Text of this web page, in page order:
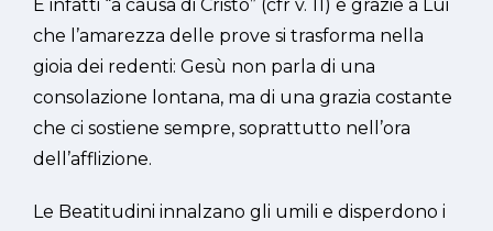
È infatti “a causa di Cristo” (cfr v. 11) e grazie a Lui
che l’amarezza delle prove si trasforma nella
gioia dei redenti: Gesù non parla di una
consolazione lontana, ma di una grazia costante
che ci sostiene sempre, soprattutto nell’ora
dell’afflizione.
Le Beatitudini innalzano gli umili e disperdono i